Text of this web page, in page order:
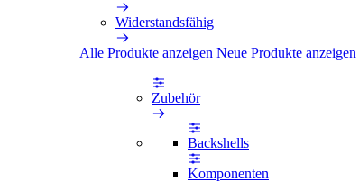
Widerstandsfähig
Alle Produkte anzeigen Neue Produkte anzeigen
Zubehör
Backshells
Komponenten